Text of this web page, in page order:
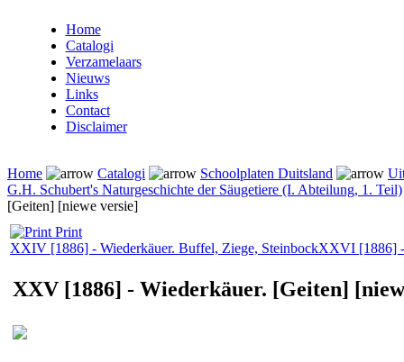
Home
Catalogi
Verzamelaars
Nieuws
Links
Contact
Disclaimer
Home Catalogi Schoolplaten Duitsland
G.H. Schubert's Naturgeschichte der Säugetiere (I. Abteilung, 1. Teil)
[Geiten] [niewe versie]
Print
XXIV [1886] - Wiederkäuer. Buffel, Ziege, SteinbockXXVI [1886] -
XXV [1886] - Wiederkäuer. [Geiten]